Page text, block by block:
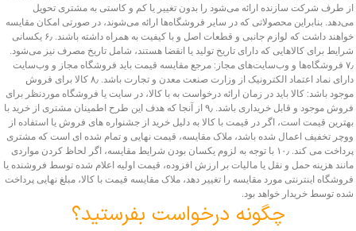
از طرف شرکت سازنده ارائه می‌شود را بدون تغییر یا کم و کاستی به مشتری تحویل
می‌دهد. بنابراین محصولاتی که در سایر فروشگاه‌ها ارائه می‌شوند، در صورتی امکان مقایسه
خواهند داشت که لوازم جانبی و قطعات اصل و با کیفیت به همراه داشته باشند. ۶٫ یکسانی
شرایط برای کالاهایی که دارای تاریخ تولید یا انقضا هستند، شامل تاریخ مصرف نیز می‌شود.
۷٫ فروشگاه‌ها و وب‌سایت‌های مجاز: مرجع مقایسه قیمت باید فروشگاه مجاز و وب‌سایت
دارای نماد اعتماد الکترونیک از وزارت صنعت معدن و تجارت باشد. ۸٫ کالا برای فروش
موجود باشد: کالا باید در زمان ارائه درخواست به با کالا، در سایت یا فروشگاه موردنظر برای
فروش موجود و قابل خریداری باشد. ۹٫ از آنجا که هدف این طرح اطمینان مشتری از خرید با
بهترین قیمت است، اگر در قیمت با کالا به دلیل خرید از جشنواره های فروش یا استفاده از
ووچر تخفیف اعمال شده باشد، ملاک مقایسه، قیمت نهایی و تمام شده ای است که مشتری
پرداخت می کند. ۱۰٫ با توجه به لزوم یکسان بودن شرایط مقایسه، اگر لحاظ کردن مواردی
مانند هزینه حمل و نقل یا مالیات بر ارزش افزوده، قیمت اولیه اعلام شده توسط فروشنده یا
فروشگاه اینترنتی مورد مقایسه را تغییر دهد، ملاک مقایسه قیمت با کالا، مبلغ نهایی پرداخت
شده توسط خریدار خواهد بود.
چگونه درخواست بفرستید؟